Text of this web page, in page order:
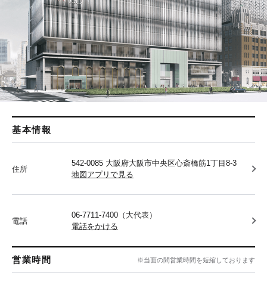
基本情報
住所
542-0085 大阪府大阪市中央区心斎橋筋1丁目8-3
地図アプリで見る
電話
06-7711-7400（大代表）
電話をかける
営業時間 ※当面の間営業時間を短縮しております